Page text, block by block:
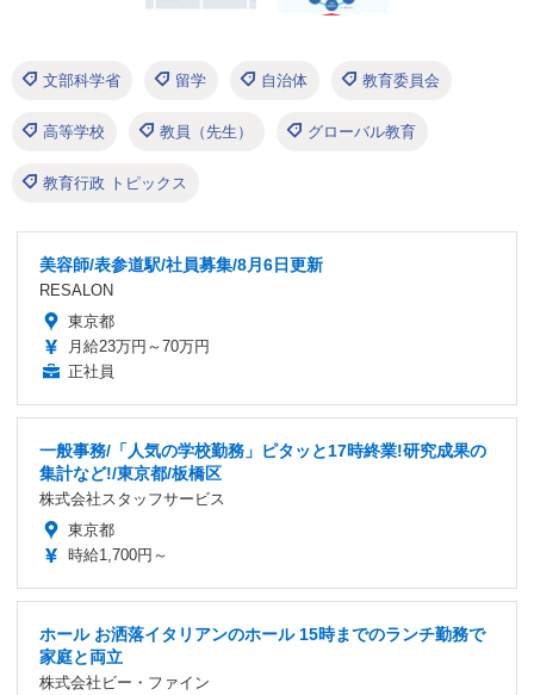
文部科学省 留学 自治体 教育委員会
高等学校 教員（先生） グローバル教育
教育行政 トピックス
美容師/表参道駅/社員募集/8月6日更新
RESALON
東京都
月給23万円～70万円
正社員
一般事務/「人気の学校勤務」ピタッと17時終業!研究成果の
集計など!/東京都/板橋区
株式会社スタッフサービス
東京都
時給1,700円～
ホール お洒落イタリアンのホール 15時までのランチ勤務で
家庭と両立
株式会社ビー・ファイン